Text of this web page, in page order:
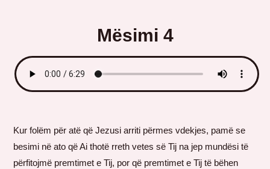
Mësimi 4
Kur folëm për atë që Jezusi arriti përmes vdekjes, pamë se
besimi në ato që Ai thotë rreth vetes së Tij na jep mundësi të
përfitojmë premtimet e Tij, por që premtimet e Tij të bëhen